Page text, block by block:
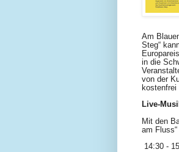
Am
Steg“
in die
von der
Live-
Mit den
am
14:30 -